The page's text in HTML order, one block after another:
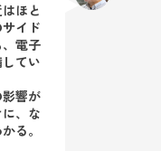
ほと
イド
電子
てい
響が
、な
る。